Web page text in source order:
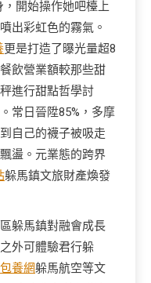
開始操作她吧檯上
出彩虹色的霧氣。
更是打造了曝光量超8
飲營業額較那些甜
進行甜點哲學討
常日晉陞85%，多摩
自己的襪子被吸走
盪。元業態的跨界
躲馬鎮文旅財產煥發
躲馬鎮對融會成長
外可體驗君行躲
養網躲馬航空等文